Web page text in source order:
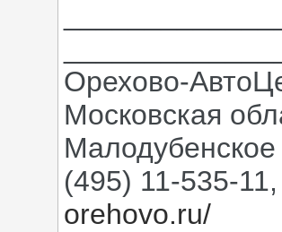
Орехово-
Московская
(495) 11-535-
orehovo.ru/